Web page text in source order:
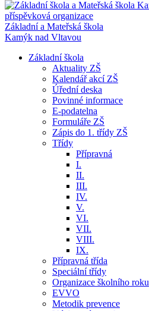
Základní a Mateřská škola
Kamýk nad Vltavou
Základní škola
Aktuality ZŠ
Kalendář akcí ZŠ
Úřední deska
Povinné informace
E-podatelna
Formuláře ZŠ
Zápis do 1. třídy ZŠ
Třídy
Přípravná
I.
II.
III.
IV.
V.
VI.
VII.
VIII.
IX.
Přípravná třída
Speciální třídy
Organizace školního roku
EVVO
Metodik prevence